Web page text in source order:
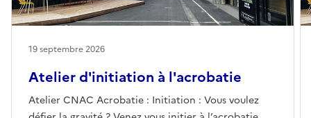
Atelier d'initiation à l'acrobatie
Atelier CNAC Acrobatie : Initiation : Vous voulez
19 septembre 2026